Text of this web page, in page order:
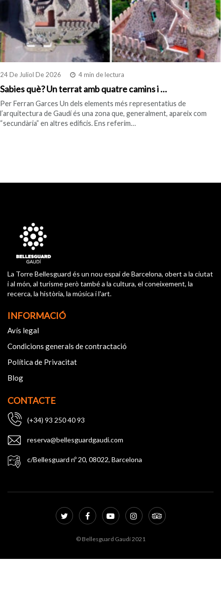
24 De Juliol De 2026 4 min de lectura
Sabies què? Un terrat amb quatre camins i …
Per Ferran Garces Un dels elements més representatius de
l’arquitectura de Gaudí és una zona que, generalment, apareix com
“secundària” en altres edificis. Ens referim…
La Torre Bellesguard és un nou espai de Barcelona, obert a la ciutat
i al món, al turisme però també a la cultura, el coneixement, la
recerca, la història, la música i l'art.
INFORMACIÓ
Avís legal
Condicions generals de contractació
Política de Privacitat
Blog
CONTACTE
(+34) 93 250 40 93
reserva@bellesguardgaudi.com
c/Bellesguard nº 20, 08022, Barcelona
© Bellesguard Gaudí 2021